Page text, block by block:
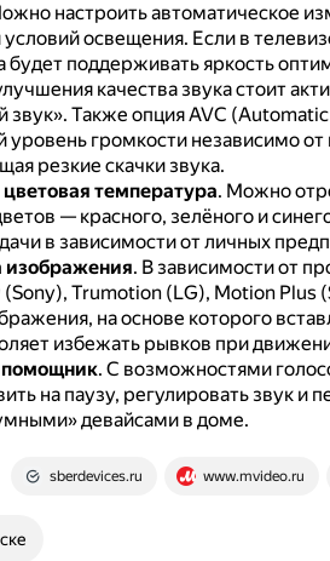
настроить автоматическое
освещения. Если в
будет поддерживать яркость
качества звука стоит
звук». Также опция AVC
уровень громкости независимо от
резкие скачки звука.
цветовая температура. Можно
— красного, зелёного и
в зависимости от личных
изображения. В зависимости от
Trumotion (LG), Motion Plus
на основе которого
избежать рывков при
помощник. С возможностями
на паузу, регулировать звук и
девайсами в доме.
sberdevices.ru www.mvideo.ru